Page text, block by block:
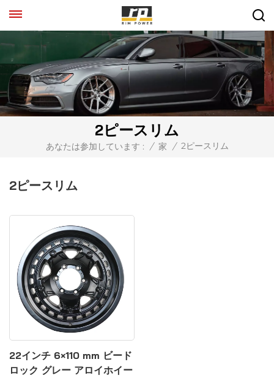
2ピースリム
あなたは参加しています : / 家 / 2ピースリム
2ピースリム
22インチ 6×110 mm ビード
ロック グレー アロイホイー